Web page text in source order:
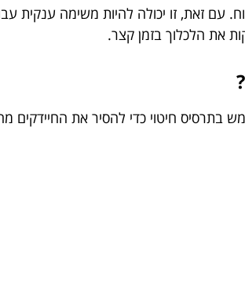
זאת, זו יכולה להיות משימה ענקית
את הלכלוך בזמן קצר.
חיטוי כדי להסיר את החיידקים